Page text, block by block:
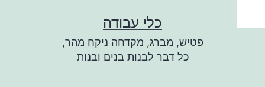
לתוכן
כלי עבודה
פטיש, מברג, מקדחה ניקח מהר,
כל דבר לבנות בנים ובנות